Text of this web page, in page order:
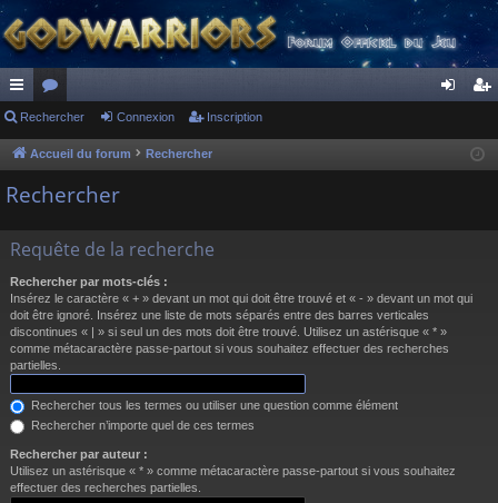
ac
co
ur
s
or
u
m
cri
Rechercher Connexion Inscription
Accueil du forum Rechercher
Rechercher
Requête de la recherche
Rechercher par mots-clés :
Insérez le caractère « + » devant un mot qui doit être trouvé et « - » devant un mot qui
doit être ignoré. Insérez une liste de mots séparés entre des barres verticales
discontinues « | » si seul un des mots doit être trouvé. Utilisez un astérisque « * »
comme métacaractère passe-partout si vous souhaitez effectuer des recherches
partielles.
Rechercher tous les termes ou utiliser une question comme élément
Rechercher n’importe quel de ces termes
Rechercher par auteur :
Utilisez un astérisque « * » comme métacaractère passe-partout si vous souhaitez
effectuer des recherches partielles.